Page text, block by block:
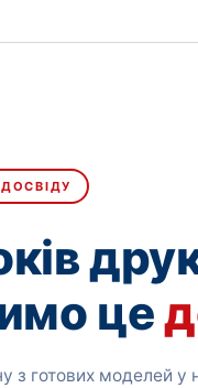
ДОСВІДУ
це
з готових моделей